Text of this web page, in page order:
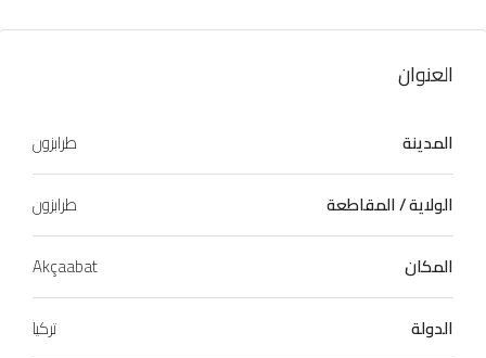
العنوان
المدينة
طرابزون
الولاية / المقاطعة
طرابزون
المكان
Akçaabat
الدولة
تركيا